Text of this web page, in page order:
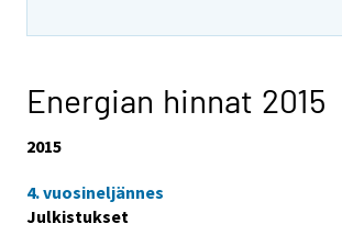
Energian hinnat 2015
2015
4. vuosineljännes
Julkistukset